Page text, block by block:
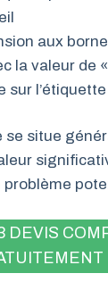
aux
la valeur de
sur l’étiquette
se situe
DEVIS